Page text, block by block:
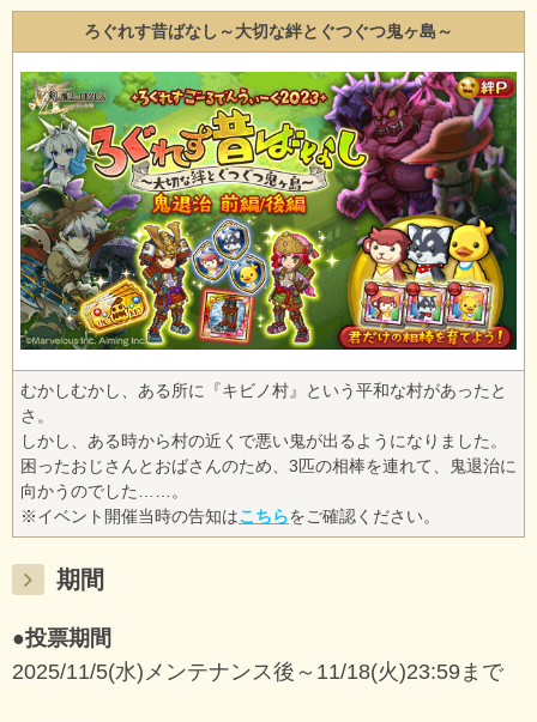
ろぐれす昔ばなし～大切な絆とぐつぐつ鬼ヶ島～
むかしむかし、ある所に『キビノ村』という平和な村があったと
さ。
しかし、ある時から村の近くで悪い鬼が出るようになりました。
困ったおじさんとおばさんのため、3匹の相棒を連れて、鬼退治に
向かうのでした……。
※イベント開催当時の告知はこちらをご確認ください。
期間
●投票期間
2025/11/5(水)メンテナンス後～11/18(火)23:59まで